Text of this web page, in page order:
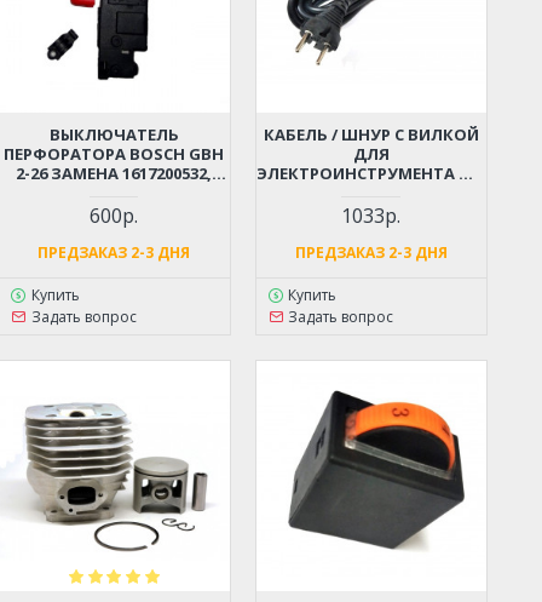
ВЫКЛЮЧАТЕЛЬ
ПЕРФОРАТОРА BOSCH GBH
2-26 ЗАМЕНА 1617200532,
600р.
ПРЕДЗАКАЗ 2-3 ДНЯ
Купить
Задать вопрос
КАБЕЛЬ / ШНУР С ВИЛКОЙ
ДЛЯ
ЭЛЕКТРОИНСТРУМЕНТА ДО
МОРОЗОСТОЙКИЙ,
МЯГКИЙ, ИЗНОСОСТОЙКАЯ
РЕЗИНА
1033р.
ПРЕДЗАКАЗ 2-3 ДНЯ
Купить
Задать вопрос